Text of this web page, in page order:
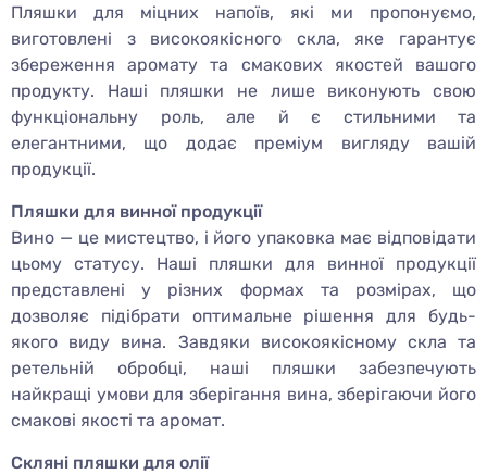
Пляшки для міцних напоїв, які ми пропонуємо,
виготовлені з високоякісного скла, яке гарантує
збереження аромату та смакових якостей вашого
продукту. Наші пляшки не лише виконують свою
функціональну роль, але й є стильними та
елегантними, що додає преміум вигляду вашій
продукції.
Пляшки для винної продукції
Вино — це мистецтво, і його упаковка має відповідати
цьому статусу. Наші пляшки для винної продукції
представлені у різних формах та розмірах, що
дозволяє підібрати оптимальне рішення для будь-
якого виду вина. Завдяки високоякісному скла та
ретельній обробці, наші пляшки забезпечують
найкращі умови для зберігання вина, зберігаючи його
смакові якості та аромат.
Скляні пляшки для олії